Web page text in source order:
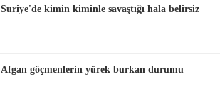
Suriye'de kimin kiminle savaştığı hala belirsiz
Afgan göçmenlerin yürek burkan durumu